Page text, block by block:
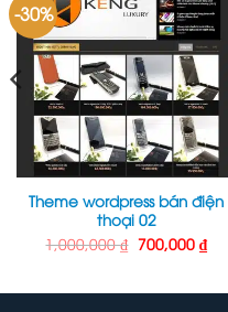
-30%
Theme wordpress bán điện
thoại 02
1,000,000₫ Giá
gốc
700,000 ₫Giá
hiện
₫.